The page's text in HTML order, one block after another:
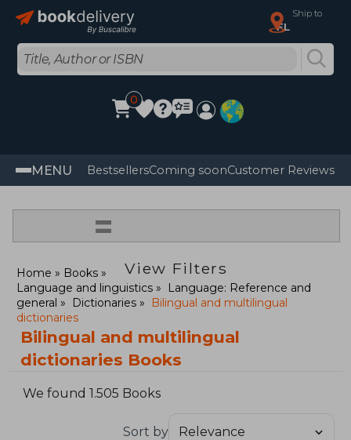
Ship to
FL
0
MENU BestsellersComing soonCustomer Reviews
=
View Filters
Home
Books
Language and linguistics
Language: Reference and
general
Dictionaries
Bilingual and multilingual
dictionaries
Bilingual and multilingual
dictionaries Books
We found 1.505 Books
Sort by